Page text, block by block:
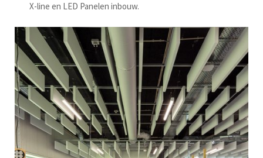
X-line en LED Panelen inbouw.